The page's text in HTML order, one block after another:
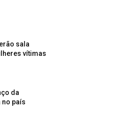
sala
vítimas
da
no país